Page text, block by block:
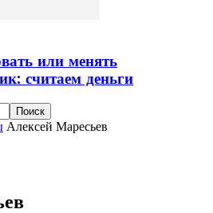
или менять
считаем деньги
Алексей Маресьев